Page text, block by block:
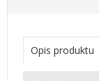
Opis produktu